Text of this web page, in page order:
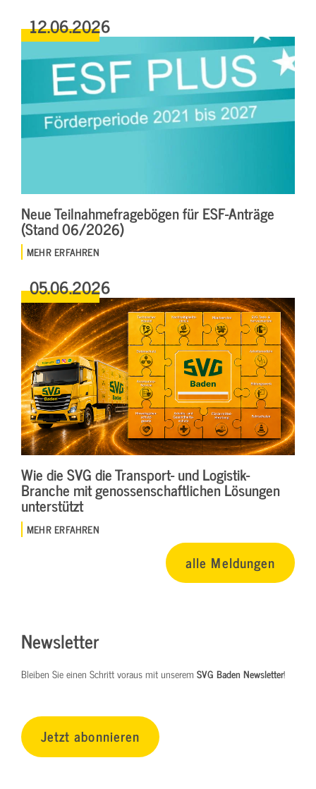
12.06.2026
Neue Teilnahmefragebögen für ESF-Anträge
(Stand 06/2026)
MEHR ERFAHREN
05.06.2026
Wie die SVG die Transport- und Logistik-
Branche mit genossenschaftlichen Lösungen
unterstützt
MEHR ERFAHREN
alle Meldungen
Newsletter
Bleiben Sie einen Schritt voraus mit unserem SVG Baden Newsletter!
Jetzt abonnieren